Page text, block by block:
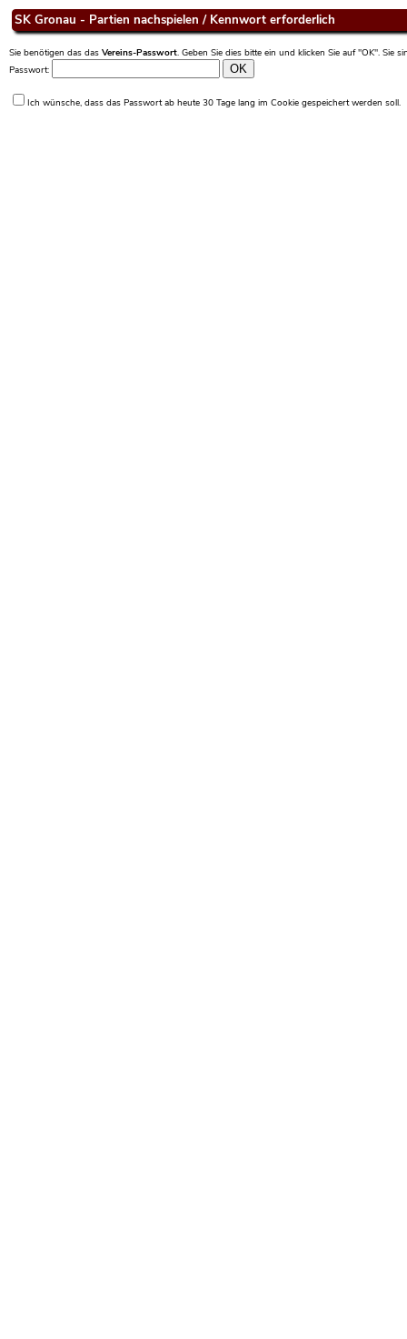
SK Gronau - Partien nachspielen / Kennwort erforderlich
Sie benötigen das das Vereins-Passwort. Geben Sie dies bitte ein und klicken Sie auf "OK". Sie
Passwort:
Ich wünsche, dass das Passwort ab heute 30 Tage lang im Cookie gespeichert werden soll.